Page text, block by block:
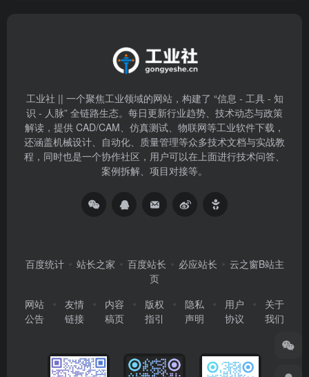
工业社 || 一个聚焦工业领域的网站，构建了 “信息 - 工具 - 知
识 - 人脉” 全链路生态。每日更新行业趋势、技术动态与政策
解读，提供 CAD/CAM、仿真测试、物联网等工业软件下载，
还涵盖机械设计、自动化、质量管理等众多技术文档与实战教
程，同时也是一个协作社区，用户可以在上面进行技术问答、
案例拆解、项目对接等。
百度统计 站长之家 百度站长 必应站长
云之窗B站主
页
网站
公告
友情
链接
内容
稿页
版权
指引
隐私
声明
用户
协议
关于
我们